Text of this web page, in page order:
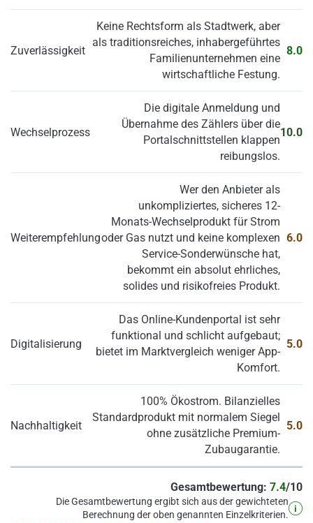
Zuverlässigkeit
Keine Rechtsform als Stadtwerk, aber
als traditionsreiches, inhabergeführtes
Familienunternehmen eine
wirtschaftliche Festung.
8.0
Wechselprozess
Die digitale Anmeldung und
Übernahme des Zählers über die
Portalschnittstellen klappen
reibungslos.
10.0
Weiterempfehlung
Wer den Anbieter als
unkompliziertes, sicheres 12-
Monats-Wechselprodukt für Strom
oder Gas nutzt und keine komplexen
Service-Sonderwünsche hat,
bekommt ein absolut ehrliches,
solides und risikofreies Produkt.
6.0
Digitalisierung
Das Online-Kundenportal ist sehr
funktional und schlicht aufgebaut;
bietet im Marktvergleich weniger App-
Komfort.
5.0
Nachhaltigkeit
100% Ökostrom. Bilanzielles
Standardprodukt mit normalem Siegel
ohne zusätzliche Premium-
Zubaugarantie.
5.0
Gesamtbewertung: 7.4/10
Die Gesamtbewertung ergibt sich aus der gewichteten
Berechnung der oben genannten Einzelkriterien.